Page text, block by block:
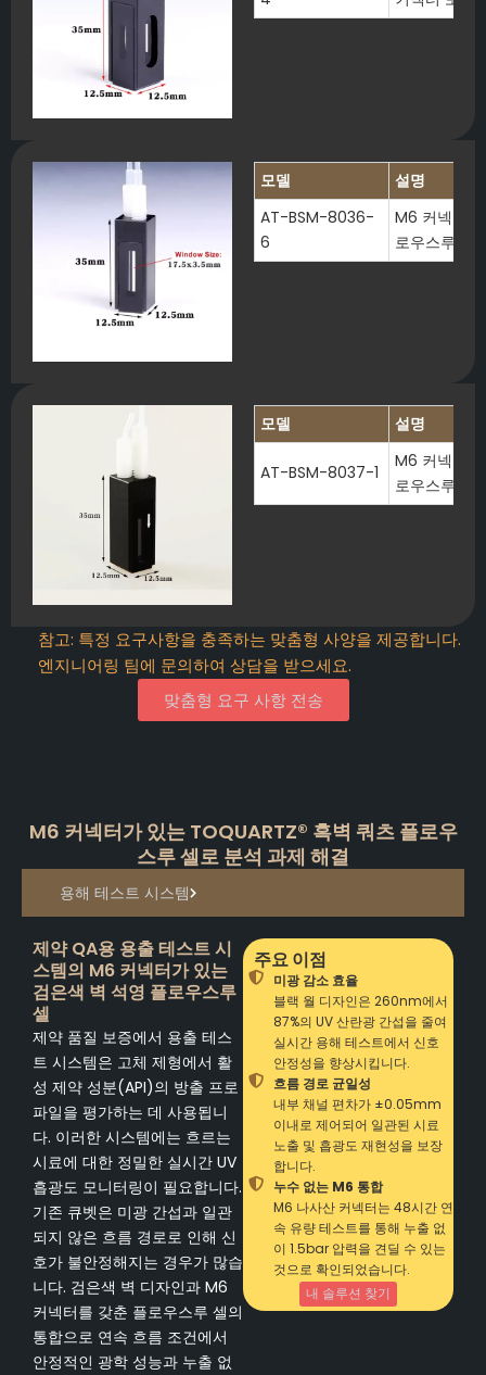
모델
설명
AT-BSM-8036-
6
M6 커넥터
로우스루 큐
모델 설명
AT-BSM-8037-1
M6 커넥터
로우스루 큐
참고: 특정 요구사항을 충족하는 맞춤형 사양을 제공합니다.
엔지니어링 팀에 문의하여 상담을 받으세요.
맞춤형 요구 사항 전송
M6 커넥터가 있는 TOQUARTZ® 흑벽 쿼츠 플로우
스루 셀로 분석 과제 해결
용해 테스트 시스템
제약 QA용 용출 테스트 시
스템의 M6 커넥터가 있는
검은색 벽 석영 플로우스루
셀
제약 품질 보증에서 용출 테스
트 시스템은 고체 제형에서 활
성 제약 성분(API)의 방출 프로
파일을 평가하는 데 사용됩니
다. 이러한 시스템에는 흐르는
시료에 대한 정밀한 실시간 UV
흡광도 모니터링이 필요합니다.
기존 큐벳은 미광 간섭과 일관
되지 않은 흐름 경로로 인해 신
호가 불안정해지는 경우가 많습
니다. 검은색 벽 디자인과 M6
커넥터를 갖춘 플로우스루 셀의
통합으로 연속 흐름 조건에서
안정적인 광학 성능과 누출 없
주요 이점
미광 감소 효율
블랙 월 디자인은 260nm에서
87%의 UV 산란광 간섭을 줄여
실시간 용해 테스트에서 신호
안정성을 향상시킵니다.
흐름 경로 균일성
내부 채널 편차가 ±0.05mm
이내로 제어되어 일관된 시료
노출 및 흡광도 재현성을 보장
합니다.
누수 없는 M6 통합
M6 나사산 커넥터는 48시간 연
속 유량 테스트를 통해 누출 없
이 1.5bar 압력을 견딜 수 있는
것으로 확인되었습니다.
내 솔루션 찾기